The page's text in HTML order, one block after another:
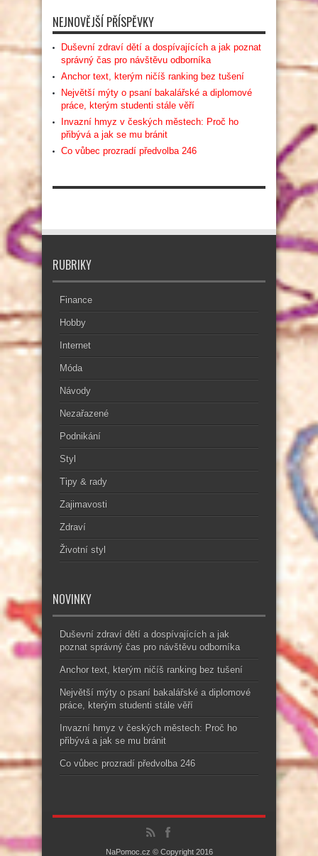
NEJNOVĚJŠÍ PŘÍSPĚVKY
Duševní zdraví dětí a dospívajících a jak poznat
správný čas pro návštěvu odborníka
Anchor text, kterým ničíš ranking bez tušení
Největší mýty o psaní bakalářské a diplomové
práce, kterým studenti stále věří
Invazní hmyz v českých městech: Proč ho
přibývá a jak se mu bránit
Co vůbec prozradí předvolba 246
RUBRIKY
Finance
Hobby
Internet
Móda
Návody
Nezařazené
Podnikání
Styl
Tipy & rady
Zajimavosti
Zdraví
Životní styl
NOVINKY
Duševní zdraví dětí a dospívajících a jak
poznat správný čas pro návštěvu odborníka
Anchor text, kterým ničíš ranking bez tušení
Největší mýty o psaní bakalářské a diplomové
práce, kterým studenti stále věří
Invazní hmyz v českých městech: Proč ho
přibývá a jak se mu bránit
Co vůbec prozradí předvolba 246
NaPomoc.cz © Copyright 2016